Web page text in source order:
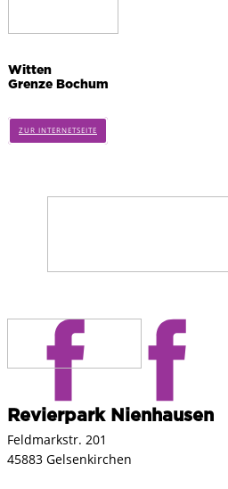
Witten
Grenze Bochum
ZUR INTERNETSEITE
Revierpark Nienhausen
Feldmarkstr. 201
45883 Gelsenkirchen